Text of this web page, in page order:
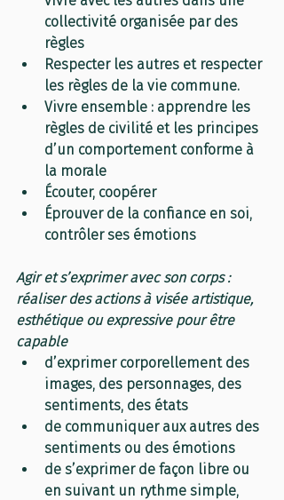
collectivité organisée par des
règles
Respecter les autres et respecter
les règles de la vie commune.
Vivre ensemble : apprendre les
règles de civilité et les principes
d’un comportement conforme à
la morale
Écouter, coopérer
Éprouver de la confiance en soi,
contrôler ses émotions
Agir et s’exprimer avec son corps :
réaliser des actions à visée artistique,
esthétique ou expressive pour être
capable
d’exprimer corporellement des
images, des personnages, des
sentiments, des états
de communiquer aux autres des
sentiments ou des émotions
de s’exprimer de façon libre ou
en suivant un rythme simple,